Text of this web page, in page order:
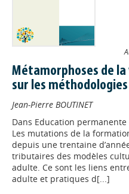
Métamorphoses de
sur les
Jean-Pierre BOUTINET
Dans Education permanente
Les mutations de la
depuis une trentaine
tributaires des modèles
adulte. Ce sont les liens
adulte et pratiques d[...]